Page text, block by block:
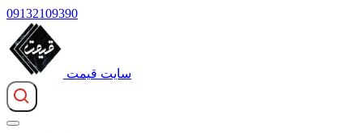
09132109390
سایت قیمت